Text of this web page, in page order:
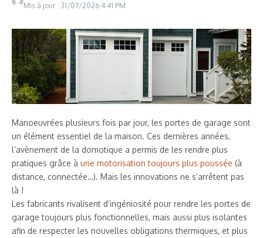
Mis à jour : 31/07/2026 4:41 PM
Manoeuvrées plusieurs fois par jour, les portes de garage sont
un élément essentiel de la maison. Ces dernières années,
l’avènement de la domotique a permis de les rendre plus
pratiques grâce à une motorisation toujours plus poussée (à
distance, connectée…). Mais les innovations ne s’arrêtent pas
là !
Les fabricants rivalisent d’ingéniosité pour rendre les portes de
garage toujours plus fonctionnelles, mais aussi plus isolantes
afin de respecter les nouvelles obligations thermiques, et plus